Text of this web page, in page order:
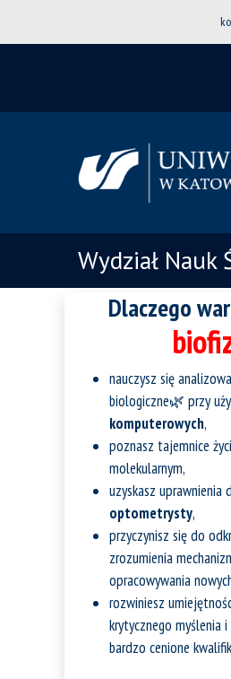
Wydział Nauk
Dlaczego
nauczysz się
biologiczne🌿 przy
komputerowych,
poznasz tajemnice
molekularnym,
uzyskasz uprawnienia
optometrysty,
przyczynisz się do
zrozumienia
opracowywania
rozwiniesz
krytycznego myślenia
bardzo cenione